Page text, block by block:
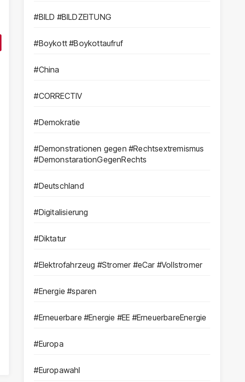
#BILD #BILDZEITUNG
#Boykott #Boykottaufruf
#China
#CORRECTIV
#Demokratie
#Demonstrationen gegen #Rechtsextremismus
#DemonstarationGegenRechts
#Deutschland
#Digitalisierung
#Diktatur
#Elektrofahrzeug #Stromer #eCar #Vollstromer
#Energie #sparen
#Erneuerbare #Energie #EE #ErneuerbareEnergie
#Europa
#Europawahl